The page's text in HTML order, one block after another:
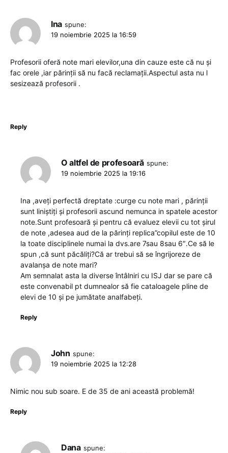
Ina spune:
19 noiembrie 2025 la 16:59
Profesorii oferă note mari elevilor,una din cauze este că nu și
fac orele ,iar părinții să nu facă reclamații.Aspectul asta nu l
sesizează profesorii .
Reply
O altfel de profesoară spune:
19 noiembrie 2025 la 19:16
Ina ,aveți perfectă dreptate :curge cu note mari , părinții
sunt liniștiți și profesorii ascund nemunca in spatele acestor
note.Sunt profesoară și pentru că evaluez elevii cu tot șirul
de note ,adesea aud de la părinți replica”copilul este de 10
la toate disciplinele numai la dvs.are 7sau 8sau 6″.Ce să le
spun ,că sunt păcăliți?Că ar trebui să se îngrijoreze de
avalanșa de note mari?
Am semnalat asta la diverse întâlniri cu ISJ dar se pare că
este convenabil pt dumnealor să fie cataloagele pline de
elevi de 10 și pe jumătate analfabeți.
Reply
John spune:
19 noiembrie 2025 la 12:28
Nimic nou sub soare. E de 35 de ani această problemă!
Reply
Dana spune: